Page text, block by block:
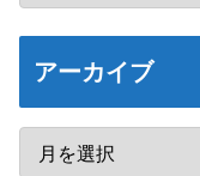
アーカイブ